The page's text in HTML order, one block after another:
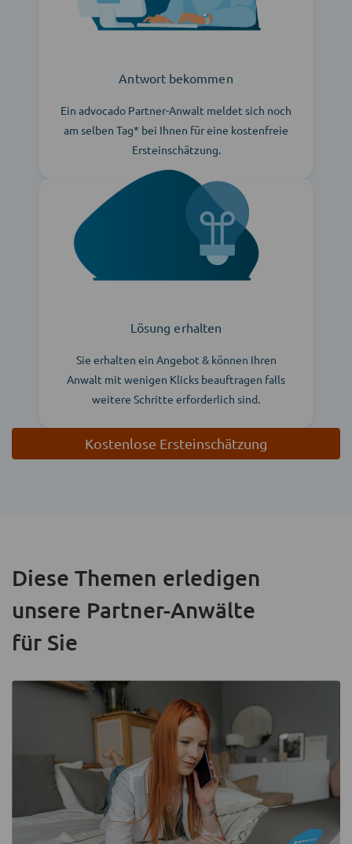
Antwort bekommen
Ein advocado Partner-Anwalt meldet sich noch
am selben Tag* bei Ihnen für eine kostenfreie
Ersteinschätzung.
Lösung erhalten
Sie erhalten ein Angebot & können Ihren
Anwalt mit wenigen Klicks beauftragen falls
weitere Schritte erforderlich sind.
Kostenlose Ersteinschätzung
Diese Themen erledigen
unsere Partner-Anwälte
für Sie